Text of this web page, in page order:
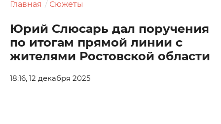
Главная Сюжеты
Юрий Слюсарь дал поручения
по итогам прямой линии с
жителями Ростовской области
18:16, 12 декабря 2025